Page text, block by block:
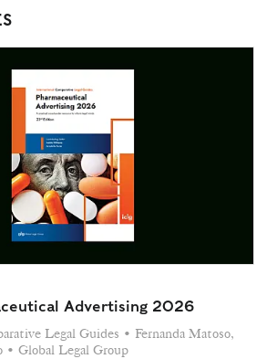
Advertising 2026
Legal Guides • Fernanda Matoso,
• Global Legal Group